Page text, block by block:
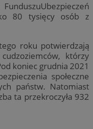
80 tysięcy osób z
roku potwierdzają
którzy
koniec grudnia 2021
społeczne
państw. Natomiast
ta przekroczyła 932